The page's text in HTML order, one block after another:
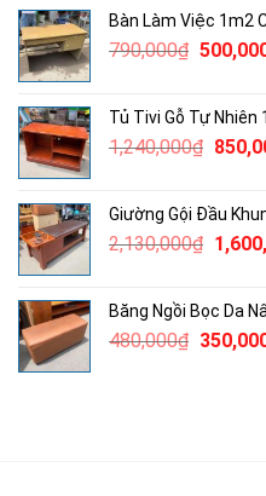
Bàn Làm Việc 1m2
790,000₫ Giá
Tủ Tivi Gỗ Tự Nhiên
1,240,000₫ Giá
Giường Gội Đầu
2,130,000₫ Giá
Băng Ngồi Bọc Da
480,000₫ Giá